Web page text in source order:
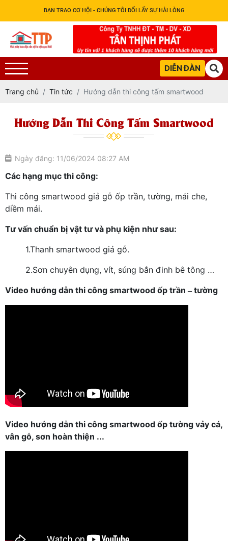
BẠN TRAO CƠ HỘI - CHÚNG TÔI ĐỔI LẤY SỰ HÀI LÒNG
DIỄN ĐÀN
Trang chủ Tin tức Hướng dẫn thi công tấm smartwood
Hướng Dẫn Thi Công Tấm Smartwood
Ngày đăng: 11/06/2024 08:27 AM
Các hạng mục thi công:
Thi công smartwood giả gỗ ốp trần, tường, mái che,
diềm mái.
Tư vấn chuẩn bị vật tư và phụ kiện như sau:
1.Thanh smartwood giả gỗ.
2.Sơn chuyên dụng, vít, súng bắn đinh bê tông …
Video hướng dẫn thi công smartwood ốp trần–tường
Video hướng dẫn thi công smartwood ốp tường vảy cá,
vân gỗ, sơn hoàn thiện ...